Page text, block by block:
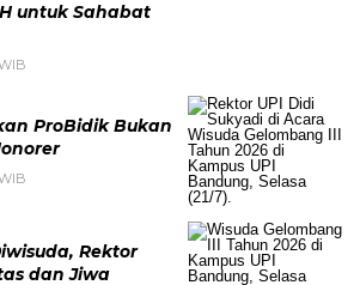
untuk Sahabat
ProBidik Bukan
Rektor
dan Jiwa